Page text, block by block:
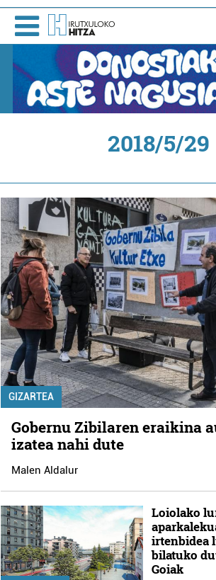
2018/5/29
GIZARTEA
Gobernu Zibilaren eraikina
izatea nahi dute
Malen Aldalur
Loiolako
irtenbidea
bilatuko
Goiak